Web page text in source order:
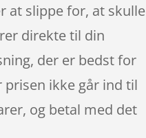
at slippe for, at skulle
direkte til din
der er bedst for
ikke går ind til
og betal med det